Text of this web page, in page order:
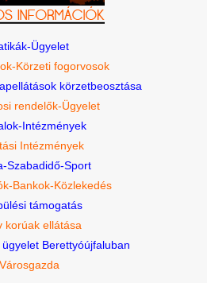
Ügyelet
Körzeti fogorvosok
körzetbeosztása
rendelők-Ügyelet
Intézmények
Intézmények
Szabadidő-Sport
Bankok-Közlekedés
támogatás
korúak ellátása
Berettyóújfaluban
Városgazda